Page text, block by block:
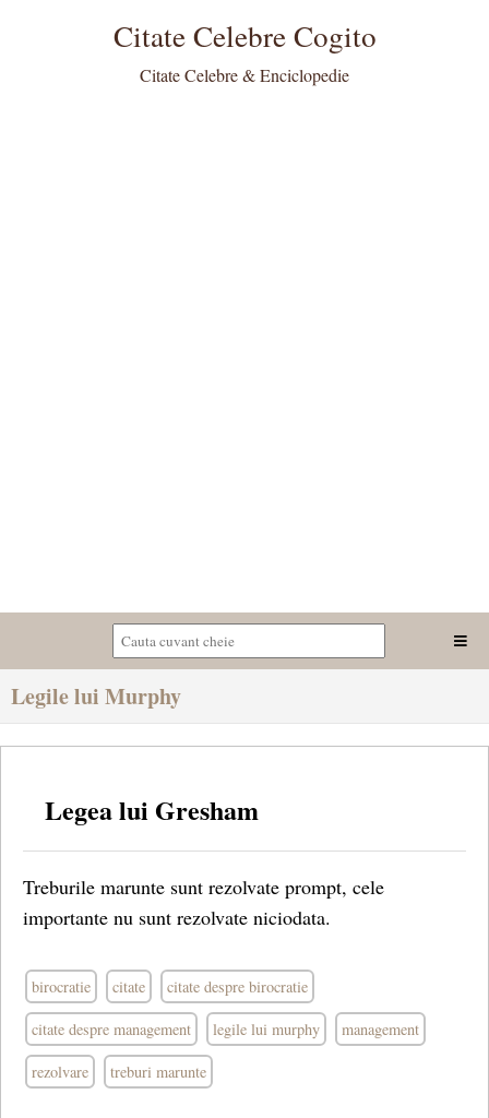
Citate Celebre Cogito
Citate Celebre & Enciclopedie
Legile lui Murphy
Legea lui Gresham
Treburile marunte sunt rezolvate prompt, cele
importante nu sunt rezolvate niciodata.
birocratie citate citate despre birocratie
citate despre management legile lui murphy management
rezolvare treburi marunte